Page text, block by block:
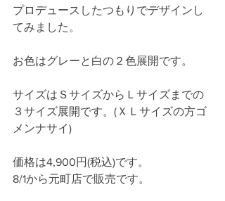
プロデュースしたつもりでデザインし
てみました。
お色はグレーと白の２色展開です。
サイズはＳサイズからＬサイズまでの
３サイズ展開です。(ＸＬサイズの方ゴ
メンナサイ)
価格は4,900円(税込)です。
8/1から元町店で販売です。